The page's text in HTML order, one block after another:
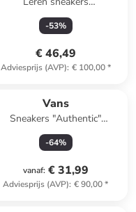
beige/kaki/Khaki
-53%
€ 46,49
Adviesprijs (AVP): € 100,00*
Vans
Sneakers "Authentic"
lichtblauw
-64%
vanaf: € 31,99
Adviesprijs (AVP): € 90,00*